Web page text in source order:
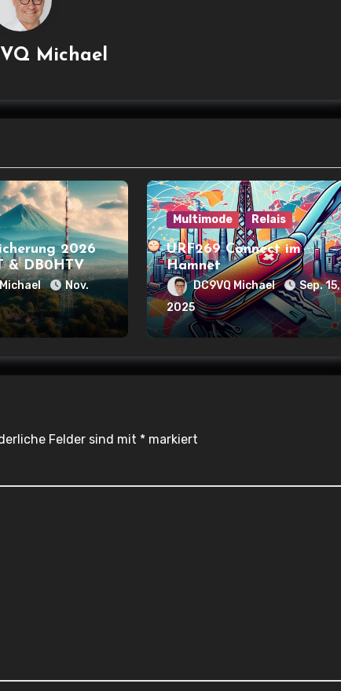
Michael
2026
& DB0HTV
Michael
Nov.
Multimode Relais
URF269 Connect im
Hamnet
DC9VQ Michael
Sep. 15,
2025
Felder sind mit * markiert